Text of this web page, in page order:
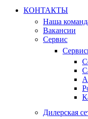
КОНТАКТЫ
Наша
Вакансии
Сервис
Дилерская